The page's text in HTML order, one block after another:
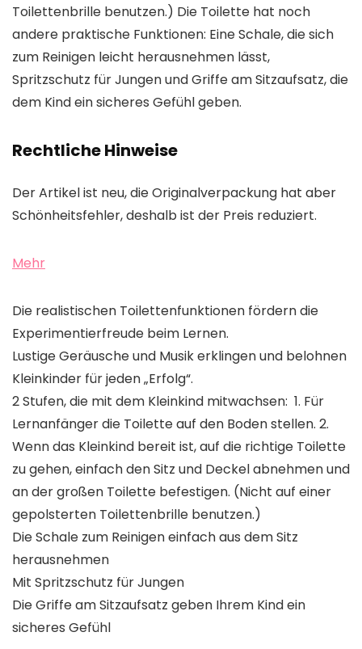
Toilettenbrille benutzen.) Die Toilette hat noch
andere praktische Funktionen: Eine Schale, die sich
zum Reinigen leicht herausnehmen lässt,
Spritzschutz für Jungen und Griffe am Sitzaufsatz, die
dem Kind ein sicheres Gefühl geben.
Rechtliche Hinweise
Der Artikel ist neu, die Originalverpackung hat aber
Schönheitsfehler, deshalb ist der Preis reduziert.
Mehr
Die realistischen Toilettenfunktionen fördern die
Experimentierfreude beim Lernen.
Lustige Geräusche und Musik erklingen und belohnen
Kleinkinder für jeden „Erfolg“.
2 Stufen, die mit dem Kleinkind mitwachsen: 1. Für
Lernanfänger die Toilette auf den Boden stellen. 2.
Wenn das Kleinkind bereit ist, auf die richtige Toilette
zu gehen, einfach den Sitz und Deckel abnehmen und
an der großen Toilette befestigen. (Nicht auf einer
gepolsterten Toilettenbrille benutzen.)
Die Schale zum Reinigen einfach aus dem Sitz
herausnehmen
Mit Spritzschutz für Jungen
Die Griffe am Sitzaufsatz geben Ihrem Kind ein
sicheres Gefühl